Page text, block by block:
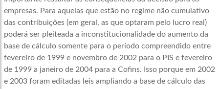
empresas. Para aquelas que estão no regime não cumulativo
das contribuições (em geral, as que optaram pelo lucro real)
poderá ser pleiteada a inconstitucionalidade do aumento da
base de cálculo somente para o período compreendido entre
fevereiro de 1999 e novembro de 2002 para o PIS e fevereiro
de 1999 a janeiro de 2004 para a Cofins. Isso porque em 2002
e 2003 foram editadas leis ampliando a base de cálculo das